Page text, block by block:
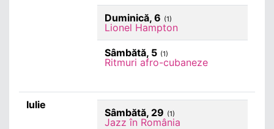
Duminică, 6 (1)
Lionel Hampton
Sâmbătă, 5 (1)
Ritmuri afro-cubaneze
Iulie
Sâmbătă, 29 (1)
Jazz în România